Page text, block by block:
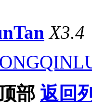
X3.4
部 返回